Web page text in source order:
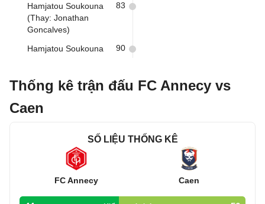
Hamjatou Soukouna
(Thay: Jonathan
Goncalves)
83
Hamjatou Soukouna 90
Thống kê trận đấu FC Annecy vs
Caen
SỐ LIỆU THỐNG KÊ
FC Annecy Caen